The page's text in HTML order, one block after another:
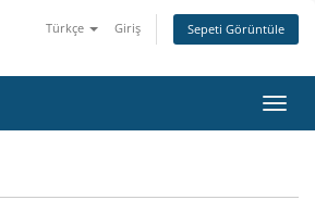
Türkçe Giriş Sepeti Görüntüle